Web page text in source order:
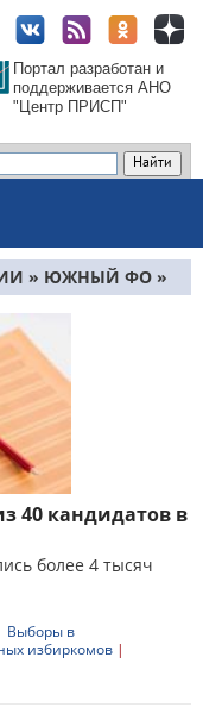
Портал разработан и
поддерживается АНО
"Центр ПРИСП"
» ЮЖНЫЙ ФО »
40 кандидатов в
более 4 тысяч
Выборы в
избиркомов |